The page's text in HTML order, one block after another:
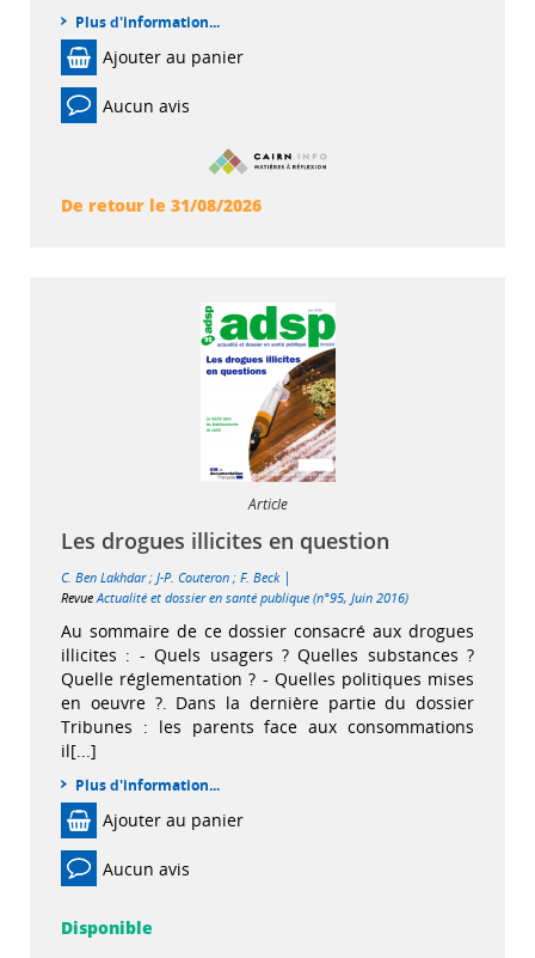
Plus d'information...
Ajouter au panier
Aucun avis
De retour le 31/08/2026
Article
Les drogues illicites en question
C. Ben Lakhdar; J-P. Couteron ; F. Beck |
RevueActualité et dossier en santé publique (n°95, Juin 2016)
Au sommaire de ce dossier consacré aux drogues
illicites : - Quels usagers ? Quelles substances ?
Quelle réglementation ? - Quelles politiques mises
en oeuvre ?. Dans la dernière partie du dossier
Tribunes : les parents face aux consommations
il[...]
Plus d'information...
Ajouter au panier
Aucun avis
Disponible